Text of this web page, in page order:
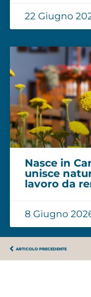
22 Giugno
Nasce in
unisce
lavoro da
8 Giugno
ARTICOLO PRECEDENTE